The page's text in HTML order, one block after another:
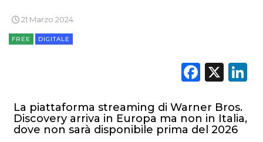
RICERCHE
PREVISIONI/SCENARI
21 Marzo 2024
FREE DIGITALE
X
La piattaforma streaming di Warner Bros.
Discovery arriva in Europa ma non in Italia,
dove non sarà disponibile prima del 2026